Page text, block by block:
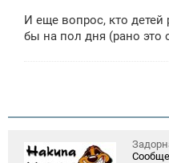
И еще вопрос, кто детей
бы на пол дня (рано это